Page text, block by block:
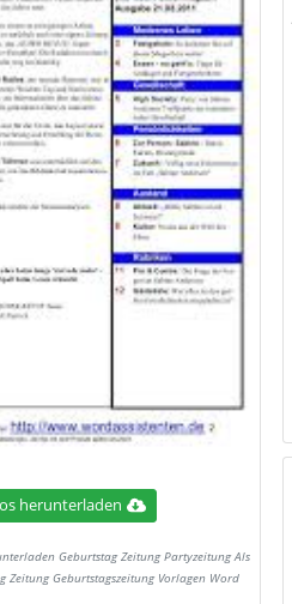
herunterladen
Geburtstag Zeitung Partyzeitung Als
Zeitung Geburtstagszeitung Vorlagen Word